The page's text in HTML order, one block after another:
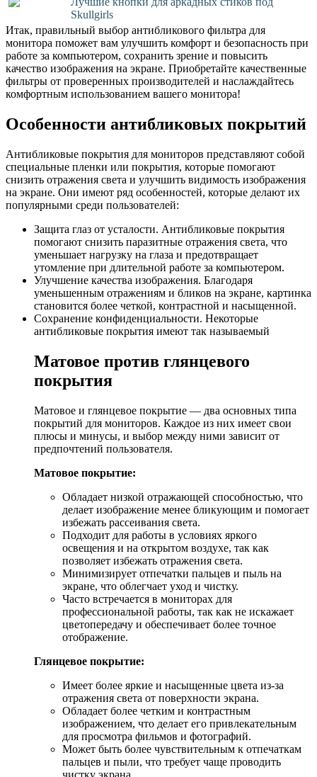
Skullgirls
Итак, правильный выбор антибликового фильтра для
монитора поможет вам улучшить комфорт и безопасность при
работе за компьютером, сохранить зрение и повысить
качество изображения на экране. Приобретайте качественные
фильтры от проверенных производителей и наслаждайтесь
комфортным использованием вашего монитора!
Особенности антибликовых покрытий
Антибликовые покрытия для мониторов представляют собой
специальные пленки или покрытия, которые помогают
снизить отражения света и улучшить видимость изображения
на экране. Они имеют ряд особенностей, которые делают их
популярными среди пользователей:
Защита глаз от усталости. Антибликовые покрытия
помогают снизить паразитные отражения света, что
уменьшает нагрузку на глаза и предотвращает
утомление при длительной работе за компьютером.
Улучшение качества изображения. Благодаря
уменьшенным отражениям и бликов на экране, картинка
становится более четкой, контрастной и насыщенной.
Сохранение конфиденциальности. Некоторые
антибликовые покрытия имеют так называемый
Матовое против глянцевого
покрытия
Матовое и глянцевое покрытие — два основных типа
покрытий для мониторов. Каждое из них имеет свои
плюсы и минусы, и выбор между ними зависит от
предпочтений пользователя.
Матовое покрытие:
Обладает низкой отражающей способностью, что
делает изображение менее бликующим и помогает
избежать рассеивания света.
Подходит для работы в условиях яркого
освещения и на открытом воздухе, так как
позволяет избежать отражения света.
Минимизирует отпечатки пальцев и пыль на
экране, что облегчает уход и чистку.
Часто встречается в мониторах для
профессиональной работы, так как не искажает
цветопередачу и обеспечивает более точное
отображение.
Глянцевое покрытие:
Имеет более яркие и насыщенные цвета из-за
отражения света от поверхности экрана.
Обладает более четким и контрастным
изображением, что делает его привлекательным
для просмотра фильмов и фотографий.
Может быть более чувствительным к отпечаткам
пальцев и пыли, что требует чаще проводить
чистку экрана.